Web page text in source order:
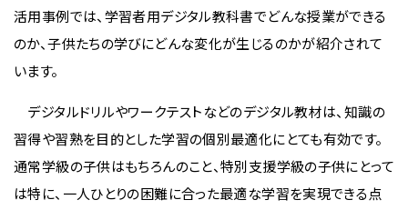
活用事例では、学習者用デジタル教科書でどんな授業ができる
のか、子供たちの学びにどんな変化が生じるのかが紹介されて
います。
デジタルドリルやワークテストなどのデジタル教材は、知識の
習得や習熟を目的とした学習の個別最適化にとても有効です。
通常学級の子供はもちろんのこと、特別支援学級の子供にとって
は特に、一人ひとりの困難に合った最適な学習を実現できる点